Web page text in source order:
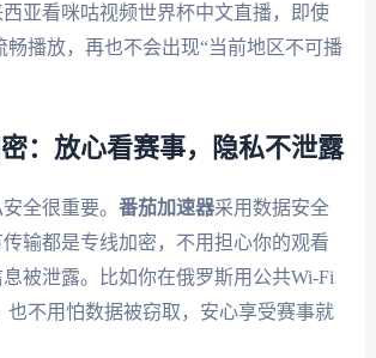
亚看咪咕视频世界杯中文直播，即使
畅播放，再也不会出现“当前地区不可播
：放心看赛事，隐私不泄露
全很重要。 番茄加速器采用数据安全
输都是专线加密，不用担心你的观看
被泄露。比如你在俄罗斯用公共Wi-Fi
也不用怕数据被窃取，安心享受赛事就